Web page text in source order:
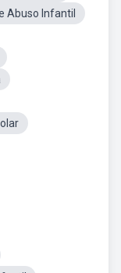
Abuso Infantil